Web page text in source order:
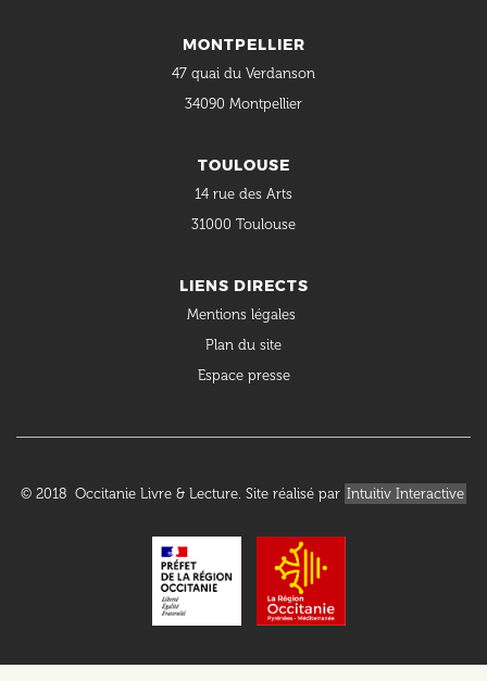
MONTPELLIER
47 quai du Verdanson
34090 Montpellier
TOULOUSE
14 rue des Arts
31000 Toulouse
LIENS DIRECTS
Mentions légales
Plan du site
Espace presse
© 2018 Occitanie Livre & Lecture. Site réalisé par Intuitiv Interactive